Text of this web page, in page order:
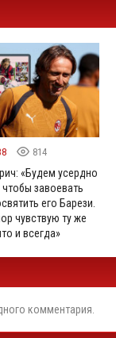
814
«Будем усердно
чтобы завоевать
его Барези.
чувствую ту же
и всегда»
комментария.